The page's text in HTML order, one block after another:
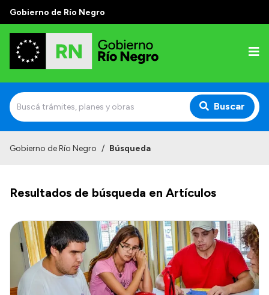
Gobierno de Río Negro
Buscar
Prensa
Autoridades y Organismos
Discursos en la Legislatura
Casa de Gobierno
Acerca de Río Negro
Gobierno de Río Negro / Búsqueda
Resultados de búsqueda en Artículos